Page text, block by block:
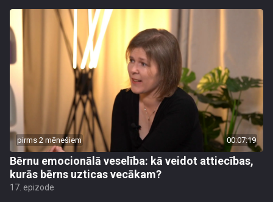
pirms 2 mēnešiem 00:07:19
Bērnu emocionālā veselība: kā veidot attiecības,
kurās bērns uzticas vecākam?
17. epizode